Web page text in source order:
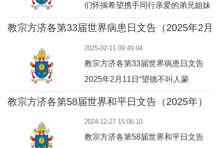
日益自我中心、咄咄逼人的专横文
化，人们要保持希望，已经变得太奢
美国总统特
们怀揣希望携手同行亲爱的弟兄姐妹
们：我们怀着信德与希望，通过圣灰
四旬期朝圣之旅。教会，我们的慈母
与导师，邀请我们敞开心扉迎接天主
的恩宠，以便我们能满怀喜悦地庆祝
主基督战胜罪恶与死亡的逾越奥迹。
中，死亡被
教宗方济各第33届世界病患日文告（2025年2月
2025-02-11 09:49:04
教宗方济各第33届世界病患日文告
2025年2月11日“望德不叫人蒙
羞”（罗五 5） 并在考验中使我们坚强
的今天，庆祝第33届世界病患日，在
此，教会邀请我们成为怀着“希望的朝
教宗方济各第58届世界和平日文告（2025年）
2024-12-27 15:06:10
教宗方济各第58届世界和平日文告